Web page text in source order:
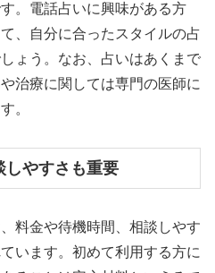
。電話占いに興味がある方
、自分に合ったスタイルの占
ょう。なお、占いはあくまで
治療に関しては専門の医師に
。
しやすさも重要
料金や待機時間、相談しやす
います。初めて利用する方に